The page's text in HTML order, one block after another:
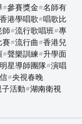
參賽獎金#名師有
港學唱歌#唱歌比
#流行歌唱班#專
#流行曲#香港兒
聲樂訓練#升學面
星導師團隊#演唱
#央視春晚
活動#湖南衛視